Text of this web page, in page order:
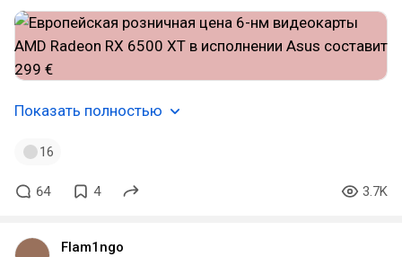
Показать полностью
16
64 4 3.7K
Flam1ngo